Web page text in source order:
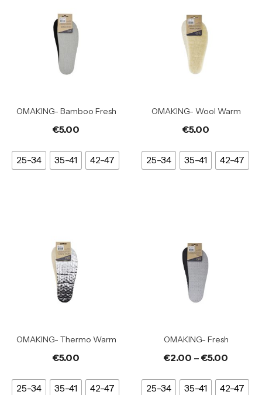
OMAKING- Bamboo Fresh
€5.00
25-34 35-41 42-47
OMAKING- Wool Warm
€5.00
25-34 35-41 42-47
OMAKING- Thermo Warm
€5.00
25-34 35-41 42-47
OMAKING- Fresh
€2.00 – €5.00
25-34 35-41 42-47